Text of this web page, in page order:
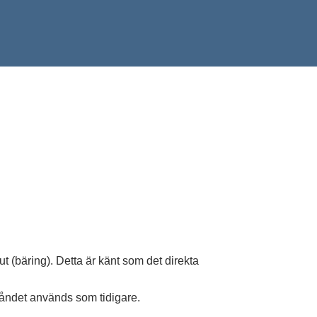
(bäring). Detta är känt som det direkta
används som tidigare.